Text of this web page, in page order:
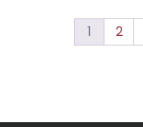
1 2